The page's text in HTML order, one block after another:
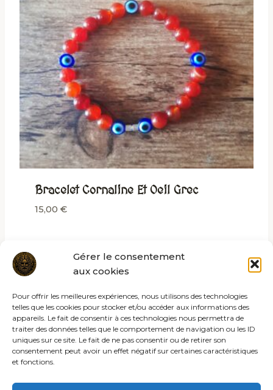
Gérer le consentement
aux cookies
Pour offrir les meilleures expériences, nous utilisons des technologies
telles que les cookies pour stocker et/ou accéder aux informations des
appareils. Le fait de consentir à ces technologies nous permettra de
traiter des données telles que le comportement de navigation ou les ID
uniques sur ce site. Le fait de ne pas consentir ou de retirer son
consentement peut avoir un effet négatif sur certaines caractéristiques
et fonctions.
Bracelet Cornaline Et Oeil Grec
15,00 €